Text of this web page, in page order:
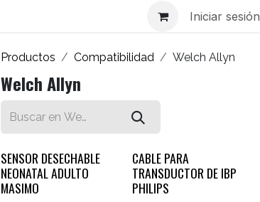
Iniciar sesión
Productos Compatibilidad Welch Allyn
Welch Allyn
SENSOR DESECHABLE
NEONATAL ADULTO
MASIMO
CABLE PARA
TRANSDUCTOR DE IBP
PHILIPS